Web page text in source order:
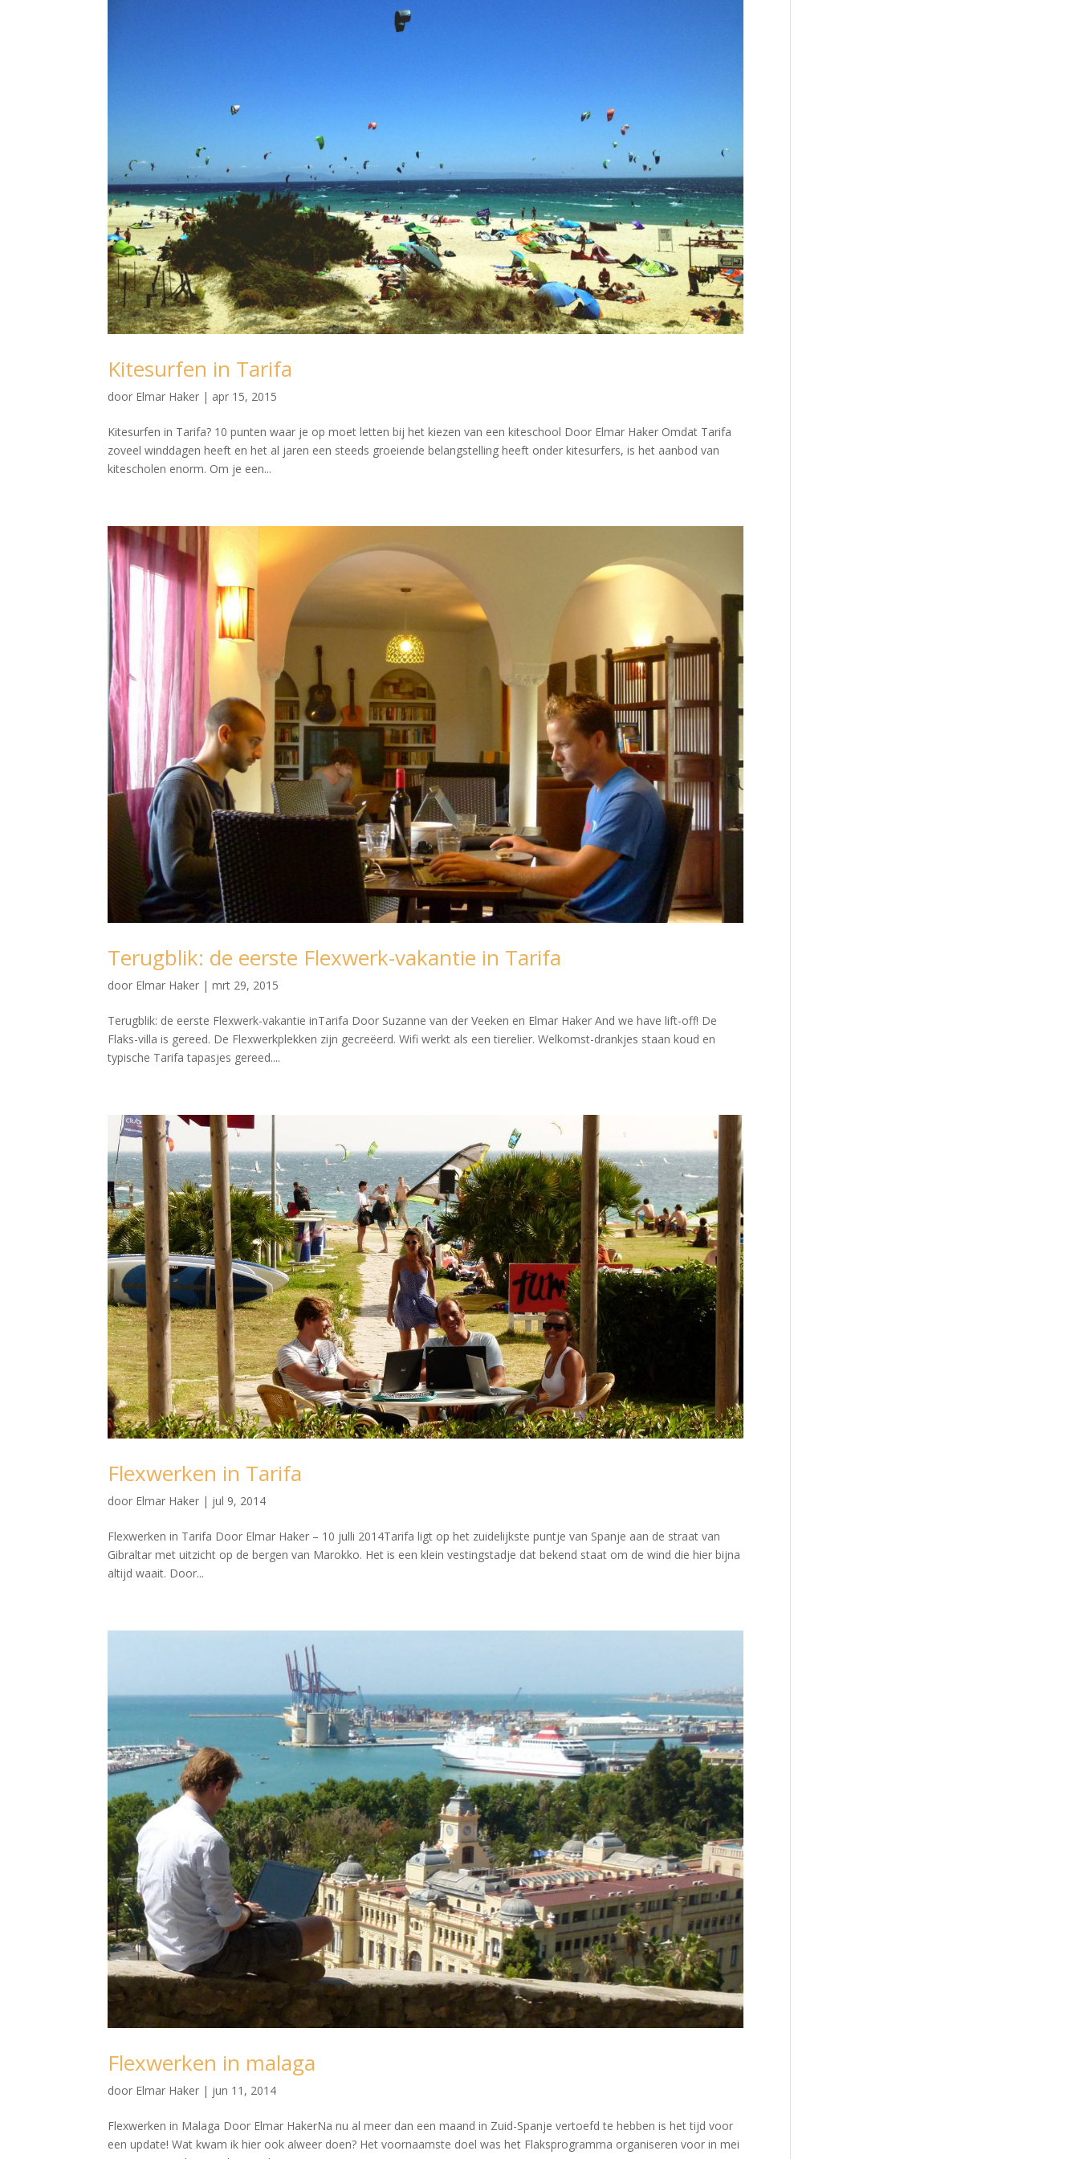
Kitesurfen in Tarifa
door Elmar Haker | apr 15, 2015
Kitesurfen in Tarifa? 10 punten waar je op moet letten bij het kiezen van een kiteschool Door Elmar Haker Omdat Tarifa
zoveel winddagen heeft en het al jaren een steeds groeiende belangstelling heeft onder kitesurfers, is het aanbod van
kitescholen enorm. Om je een...
Terugblik: de eerste Flexwerk-vakantie in Tarifa
door Elmar Haker |mrt 29, 2015
Terugblik: de eerste Flexwerk-vakantie inTarifa Door Suzanne van der Veeken en Elmar Haker And we have lift-off! De
Flaks-villa is gereed. De Flexwerkplekken zijn gecreëerd. Wifi werkt als een tierelier. Welkomst-drankjes staan koud en
typische Tarifa tapasjes gereed....
Flexwerken in Tarifa
door Elmar Haker | jul 9, 2014
Flexwerken in Tarifa Door Elmar Haker – 10 julli 2014Tarifa ligt op het zuidelijkste puntje van Spanje aan de straat van
Gibraltar met uitzicht op de bergen van Marokko. Het is een klein vestingstadje dat bekend staat om de wind die hier bijna
altijd waait. Door...
Flexwerken in malaga
door Elmar Haker | jun 11, 2014
Flexwerken in Malaga Door Elmar HakerNa nu al meer dan een maand in Zuid-Spanje vertoefd te hebben is het tijd voor
een update! Wat kwam ik hier ook alweer doen? Het voornaamste doel was het Flaksprogramma organiseren voor in mei